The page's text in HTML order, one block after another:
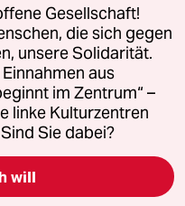
oder für Genehmigungen
Richtlinien
Impressum AGB
(Ads)
Gesellschaft!
die sich gegen
unsere Solidarität.
aus
im Zentrum“ –
linke Kulturzentren
Sie dabei?
will